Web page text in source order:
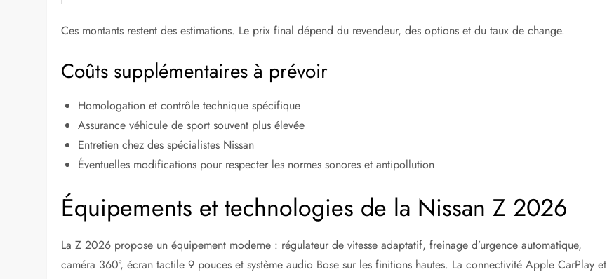
Ces montants restent des estimations. Le prix final dépend du revendeur, des options et du taux de change.
Coûts supplémentaires à prévoir
Homologation et contrôle technique spécifique
Assurance véhicule de sport souvent plus élevée
Entretien chez des spécialistes Nissan
Éventuelles modifications pour respecter les normes sonores et antipollution
Équipements et technologies de la Nissan Z 2026
La Z 2026 propose un équipement moderne : régulateur de vitesse adaptatif, freinage d’urgence automatique,
caméra 360°, écran tactile 9 pouces et système audio Bose sur les finitions hautes. La connectivité Apple CarPlay et